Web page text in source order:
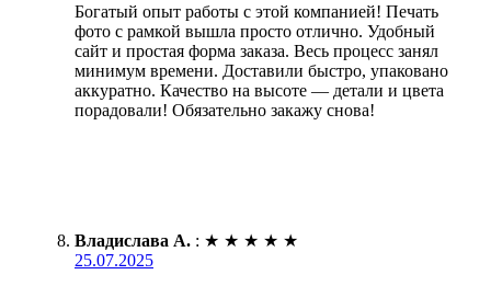
Богатый опыт работы с этой компанией! Печать
фото с рамкой вышла просто отлично. Удобный
сайт и простая форма заказа. Весь процесс занял
минимум времени. Доставили быстро, упаковано
аккуратно. Качество на высоте — детали и цвета
порадовали! Обязательно закажу снова!
Владислава А. : ★ ★ ★ ★ ★
25.07.2025